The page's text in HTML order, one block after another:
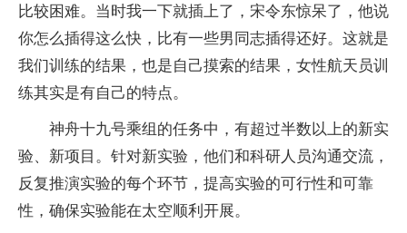
比较困难。当时我一下就插上了，宋令东惊呆了，他说
你怎么插得这么快，比有一些男同志插得还好。这就是
我们训练的结果，也是自己摸索的结果，女性航天员训
练其实是有自己的特点。
神舟十九号乘组的任务中，有超过半数以上的新实
验、新项目。针对新实验，他们和科研人员沟通交流，
反复推演实验的每个环节，提高实验的可行性和可靠
性，确保实验能在太空顺利开展。